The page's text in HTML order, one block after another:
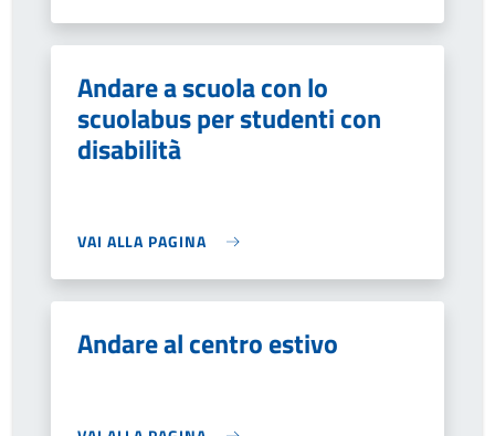
Andare a scuola con lo
scuolabus per studenti con
disabilità
VAI ALLA PAGINA
Andare al centro estivo